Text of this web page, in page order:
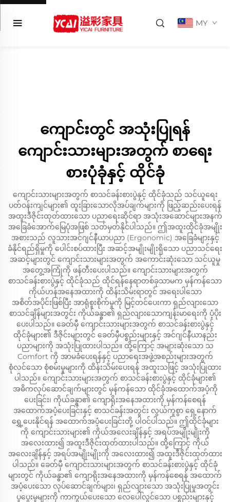
MY
ကျောင်းတွင် အသုံးပြုရန်
ကျောင်းသားများအတွက် စာရေး
စားပုံခုံနှင့် ထိုင်ခုံ
ကျောင်းသားများအတွက် စာသင်ခန်းစားပွဲနှင့် ထိုင်ခုံသည် သင်ယူရေး
ပတ်ဝန်းကျင်များ၏ ထူးခြားသောလိုအပ်ချက်များကို ဖြည့်ဆည်းပေးရန်
အထူးဒီဇိုင်းထုတ်ထားသော ပညာရေးဆိုင်ရာ အသုံးအဆောင်များအနက်
အခြေခံအောက်မြေပုံအဖြစ် သတ်မှတ်နိုင်ပါသည်။ ဤအထူးထိုင်ခုံအမျိုး
အစားသည် လူသားအင်ဂျင်နီယာပညာ (Ergonomic) အခြေခံများနှင့်
ခံနိုင်ရည်ရှိမှုကို ပေါင်းစပ်ထားပြီး အဆင့်အမျိုးမျိုးရှိသော ပညာသင်ရေး
အဆင့်များတွင် ကျောင်းသားများအတွက် အကောင်းဆုံးသော သင်ယူမှု
အတွေ့အကြုံကို ဖန်တီးပေးပါသည်။ ကျောင်းသားများအတွက်
စာသင်ခန်းစားပွဲနှင့် ထိုင်ခုံသည် ထိုင်ရန်နေရာတစ်ခုသာမက မှန်ကန်သော
ကိုယ်ဟန်အနေအထားကို ထိန်းသိမ်းရာတွင် အရေးပါသော
အစိတ်အပိုင်းဖြစ်ပြီး အာရုံစူးစိုက်မှုကို မြင့်တင်ပေးကာ ရှည်လျားသော
စာသင်ချိန်များအတွင်း ကိုယ်ခန္ဓာ၏ ရှည်လျားသောကျန်းမာရေးကို ပံ့ပိုး
ပေးပါသည်။ ခေတ်မှီ ကျောင်းသားများအတွက် စာသင်ခန်းစားပွဲနှင့်
ထိုင်ခုံများ၏ ဒီဇိုင်းများတွင် ခေတ်မှီပစ္စည်းများနှင့် အင်ဂျင်နီယာနည်း
ပညာများကို အသုံးပြုထားပါသည်။ ထို့ကြောင့် အများဆုံးသော သ
Comfort ကို အာမခံပေးရန်နှင့် ပညာရေးအဖွဲ့အစည်းများအတွက်
စုံလင်သော စုံစမ်းမှုများကို ထိန်းသိမ်းပေးရန် အထူးသဖြင့် အသုံးပြုထား
ပါသည်။ ကျောင်းသားများအတွက် စာသင်ခန်းစားပွဲနှင့် ထိုင်ခုံများ၏
အဓိကလုပ်ဆောင်ချက်များတွင် မှန်ကန်သော ထိုင်ခုံအထောက်အပံ့ကို
ပေးခြင်း၊ ကိုယ်ခန္ဓာ၏ ကျောရိုးအနေအထားကို မှန်ကန်စေရန်
အထောက်အပံ့ပေးခြင်းနှင့် စာသင်ခန်းအတွင်း လွယ်ကူစွာ ရှေ့နောက်
ရွှေ့ပေးနိုင်ရန် အထောက်အပံ့ပေးခြင်းတို့ ပါဝင်ပါသည်။ ဤထိုင်ခုံများ
ကို ကျောင်းသားများ၏ ကိုယ်အလေးချိန်နှင့် အရပ်အမျိုးမျိုးကို
အလေးထား၍ အထူးဒီဇိုင်းထုတ်ထားပါသည်။ ထို့ကြောင့် ကိုယ်
အလေးချိန်နှင့် အရပ်အမျိုးမျိုးကို အလေးထား၍ အထူးဒီဇိုင်းထုတ်ထား
ပါသည်။ ခေတ်မှီ ကျောင်းသားများအတွက် စာသင်ခန်းစားပွဲနှင့် ထိုင်ခုံ
များတွင် ကိုယ်ခန္ဓာ၏ ကျောရိုးအနေအထားကို မှန်ကန်စေရန် အထောက်
အပံ့ပေးသော လုပ်ဆောင်ချက်များ၊ ရှည်လျားသော အသုံးပြုမှုအတွင်း
ပူပွေးမှုများကို ကာကွယ်ပေးသော လေပေါ်လွင်သော ပစ္စည်းများနှင့်